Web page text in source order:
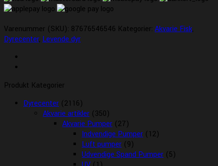
Varenummer (SKU): 87676546546 Kategorier: Akvarie Fisk,
Dyrecenter, Levende dyr
Produkt Kategorier
Dyrecenter (2116)
Akvarie artikler (350)
Akvarie Pumper (27)
Indvendige Pumper (12)
Luft pumper (9)
Udvendige Spand Pumper (5)